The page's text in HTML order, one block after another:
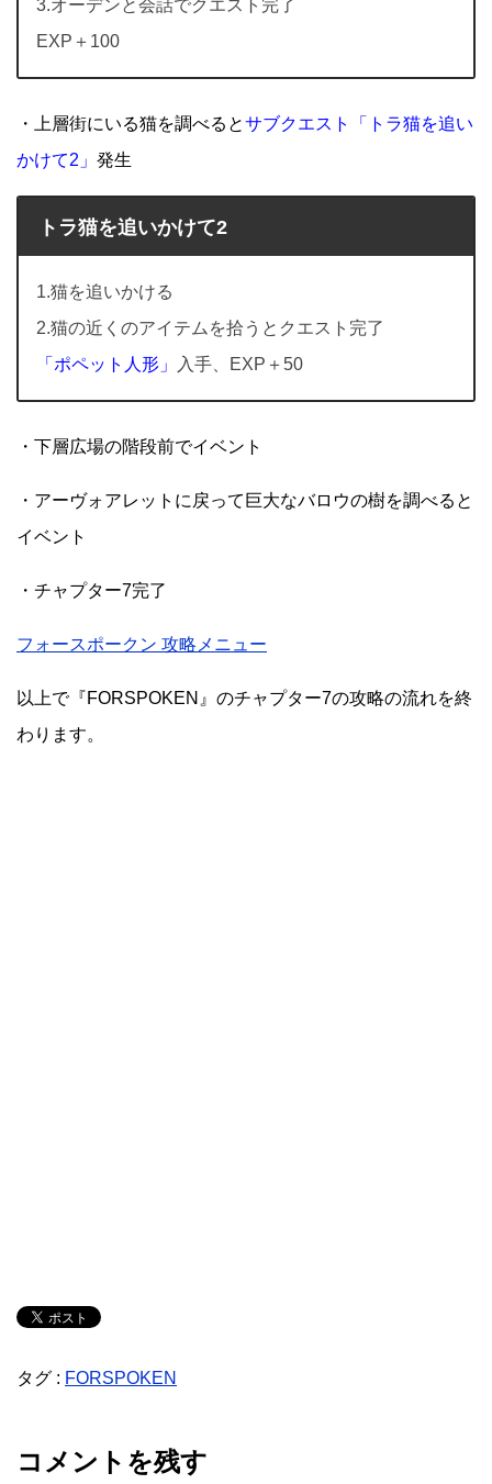
3.オーデンと会話でクエスト完了
EXP＋100
・上層街にいる猫を調べるとサブクエスト「トラ猫を追い
かけて2」 発生
トラ猫を追いかけて2
1.猫を追いかける
2.猫の近くのアイテムを拾うとクエスト完了
「ポペット人形」
入手、EXP＋50
・下層広場の階段前でイベント
・アーヴォアレットに戻って巨大なバロウの樹を調べると
イベント
・チャプター7完了
フォースポークン 攻略メニュー
以上で『FORSPOKEN』のチャプター7の攻略の流れを終
わります。
タグ : FORSPOKEN
コメントを残す